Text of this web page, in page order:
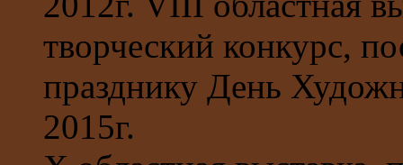
творческий конкурс,
празднику День
2015г.